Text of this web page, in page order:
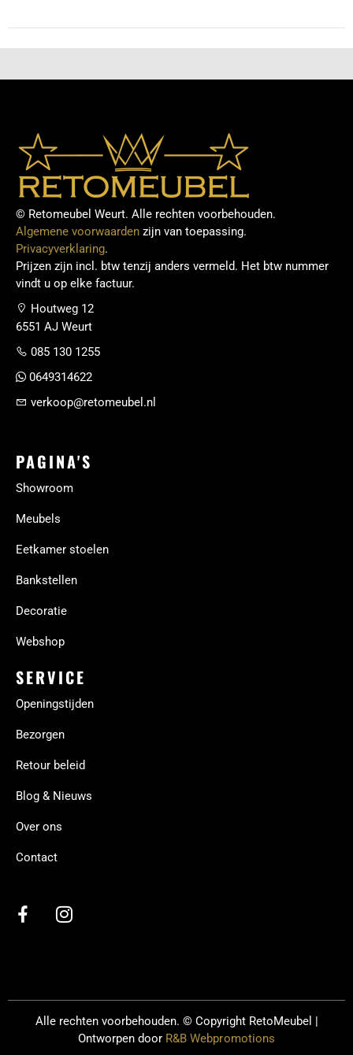
© Retomeubel Weurt. Alle rechten voorbehouden.
Algemene voorwaarden zijn van toepassing.
Privacyverklaring.
Prijzen zijn incl. btw tenzij anders vermeld. Het btw nummer
vindt u op elke factuur.
Houtweg 12
6551 AJ Weurt
085 130 1255
0649314622
verkoop@retomeubel.nl
PAGINA'S
Showroom
Meubels
Eetkamer stoelen
Bankstellen
Decoratie
Webshop
SERVICE
Openingstijden
Bezorgen
Retour beleid
Blog & Nieuws
Over ons
Contact
Alle rechten voorbehouden. © Copyright RetoMeubel |
Ontworpen door R&B Webpromotions